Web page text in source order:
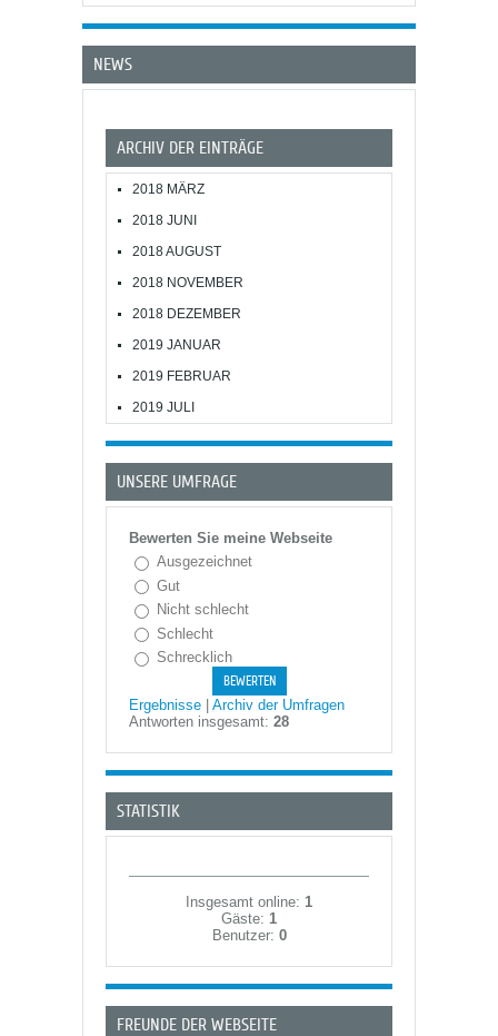
NEWS
ARCHIV DER EINTRÄGE
2018 MÄRZ
2018 JUNI
2018 AUGUST
2018 NOVEMBER
2018 DEZEMBER
2019 JANUAR
2019 FEBRUAR
2019 JULI
UNSERE UMFRAGE
Bewerten Sie meine Webseite
Ausgezeichnet
Gut
Nicht schlecht
Schlecht
Schrecklich
Ergebnisse
Archiv der Umfragen
Antworten insgesamt: 28
STATISTIK
Insgesamt online: 1
Gäste: 1
Benutzer: 0
FREUNDE DER WEBSEITE